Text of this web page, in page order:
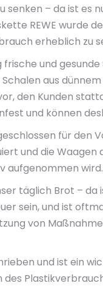
– da ist es
REWE wurde
erheblich zu
frische und
aus
den Kunden
und können
für
und die
aufgenommen wird.
täglich Brot – da
sein, und ist
von
und ist ein
des